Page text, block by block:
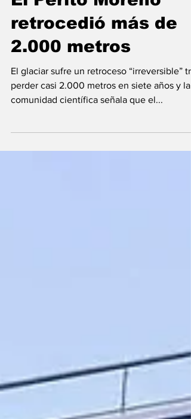
20 may 2025
El Perito Moreno
retrocedió más de
2.000 metros
El glaciar sufre un retroceso “irreversible”
comunidad científica señala que el...